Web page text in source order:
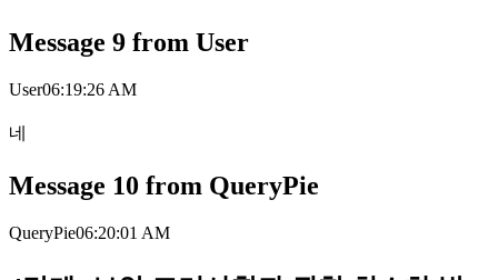
Message 9 from User
User06:19:26 AM
네
Message 10 from QueryPie
QueryPie06:20:01 AM